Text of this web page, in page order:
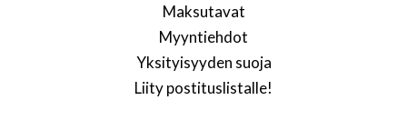
Maksutavat
Myyntiehdot
Yksityisyyden suoja
Liity postituslistalle!